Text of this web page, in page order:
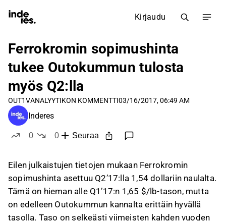
Kirjaudu
Ferrokromin sopimushinta
tukee Outokummun tulosta
myös Q2:lla
OUT1VANALYYTIKON KOMMENTTI03/16/2017, 06:49 AM
Inderes
0
0
Seuraa
Eilen julkaistujen tietojen mukaan Ferrokromin
sopimushinta asettuu Q2’17:lla 1,54 dollariin naulalta.
Tämä on hieman alle Q1’17:n 1,65 $/lb-tason, mutta
on edelleen Outokummun kannalta erittäin hyvällä
tasolla. Taso on selkeästi viimeisten kahden vuoden